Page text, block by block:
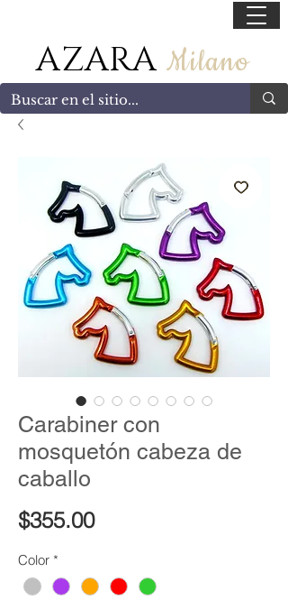
AZARA Milano
Carabiner con
mosquetón cabeza de
caballo
$355.00Precio
Color *